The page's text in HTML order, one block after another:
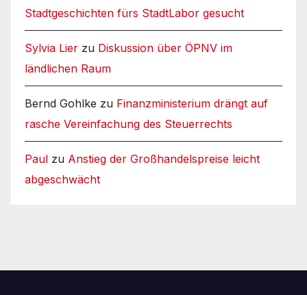
Stadtgeschichten fürs StadtLabor gesucht
Sylvia Lier zu Diskussion über ÖPNV im
ländlichen Raum
Bernd Gohlke zu Finanzministerium drängt auf
rasche Vereinfachung des Steuerrechts
Paul zu Anstieg der Großhandelspreise leicht
abgeschwächt